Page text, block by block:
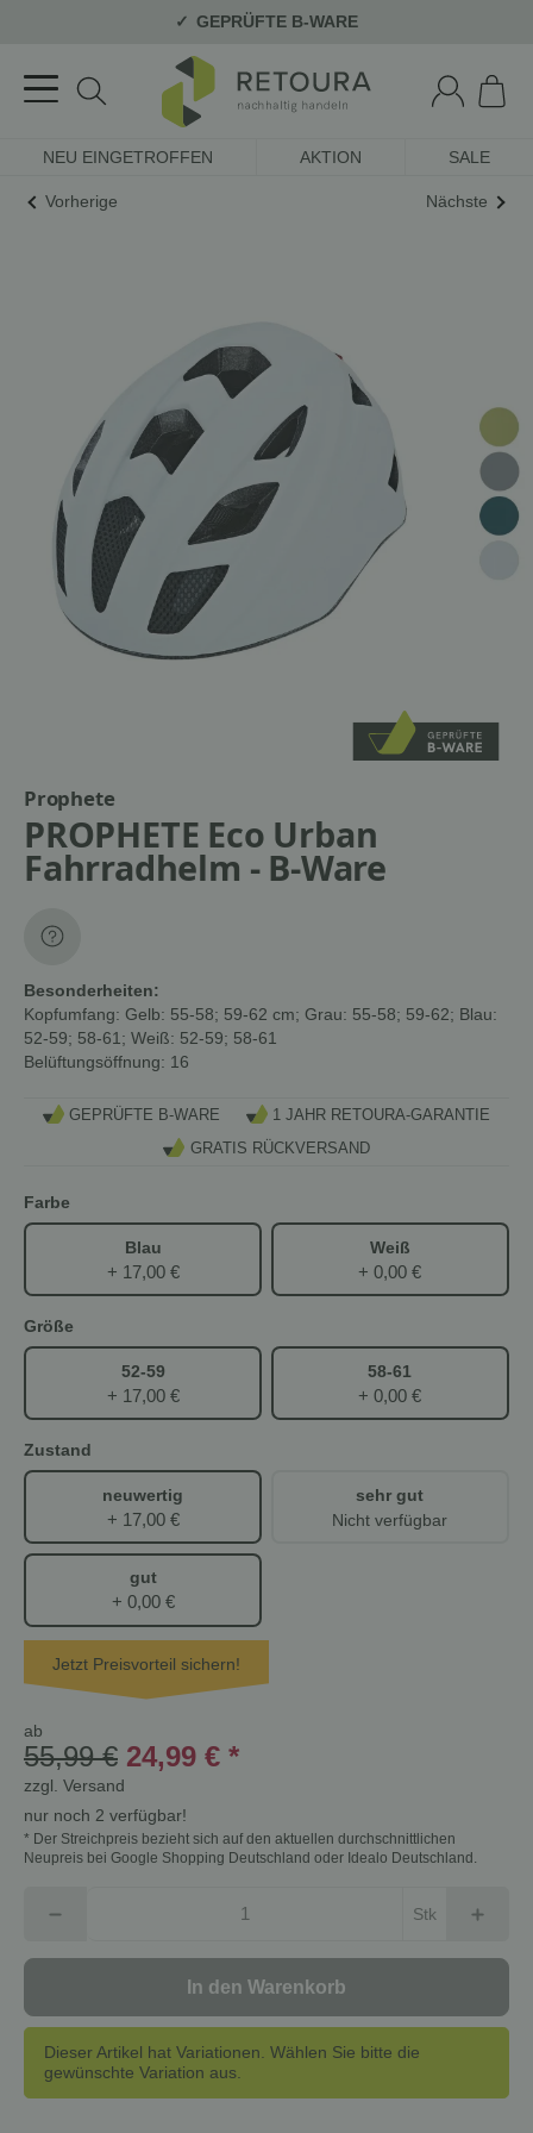
GEPRÜFTE B-WARE
NEU EINGETROFFEN AKTION SALE
Vorherige Nächste
Prophete
PROPHETE Eco Urban
Fahrradhelm - B-Ware
Besonderheiten:
Kopfumfang: Gelb: 55-58; 59-62 cm; Grau: 55-58; 59-62; Blau:
52-59; 58-61; Weiß: 52-59; 58-61
Belüftungsöffnung: 16
GEPRÜFTE B-WARE
1 JAHR RETOURA-GARANTIE
GRATIS RÜCKVERSAND
Farbe
Blau
+ 17,00 €
Weiß
+ 0,00 €
Größe
52-59
+ 17,00 €
58-61
+ 0,00 €
Zustand
neuwertig
+ 17,00 €
sehr gut
Nicht verfügbar
gut
+ 0,00 €
Jetzt Preisvorteil sichern!
ab
55,99 € 24,99 € *
zzgl. Versand
nur noch 2 verfügbar!
* Der Streichpreis bezieht sich auf den aktuellen durchschnittlichen
Neupreis bei Google Shopping Deutschland oder Idealo Deutschland.
Stk
In den Warenkorb
Dieser Artikel hat Variationen. Wählen Sie bitte die
gewünschte Variation aus.